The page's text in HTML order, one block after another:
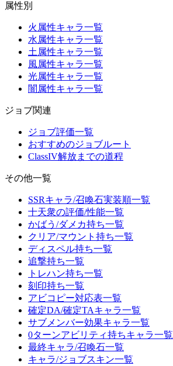
属性別
火属性キャラ一覧
水属性キャラ一覧
土属性キャラ一覧
風属性キャラ一覧
光属性キャラ一覧
闇属性キャラ一覧
ジョブ関連
ジョブ評価一覧
おすすめのジョブルート
ClassIV解放までの道程
その他一覧
SSRキャラ/召喚石実装順一覧
十天衆の評価/性能一覧
かばう/ダメカ持ち一覧
クリア/マウント持ち一覧
ディスペル持ち一覧
追撃持ち一覧
トレハン持ち一覧
刻印持ち一覧
アビコピー対応表一覧
確定DA/確定TAキャラ一覧
サブメンバー効果キャラ一覧
0ターンアビリティ持ちキャラ一覧
最終キャラ/召喚石一覧
キャラ/ジョブスキン一覧